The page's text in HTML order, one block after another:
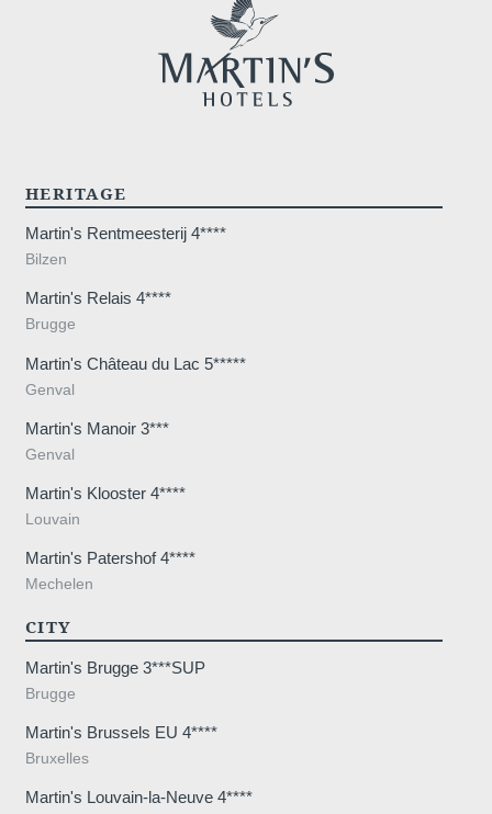
HERITAGE
Martin's Rentmeesterij 4****
Bilzen
Martin's Relais 4****
Brugge
Martin's Château du Lac 5*****
Genval
Martin's Manoir 3***
Genval
Martin's Klooster 4****
Louvain
Martin's Patershof 4****
Mechelen
CITY
Martin's Brugge 3***SUP
Brugge
Martin's Brussels EU 4****
Bruxelles
Martin's Louvain-la-Neuve 4****